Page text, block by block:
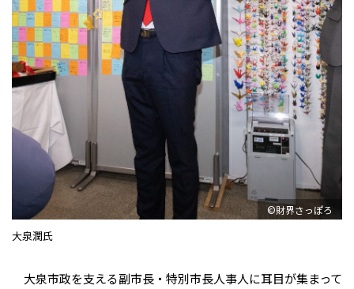
©財界さっぽろ
大泉潤氏
大泉市政を支える副市長・特別市長人事人に耳目が集まって